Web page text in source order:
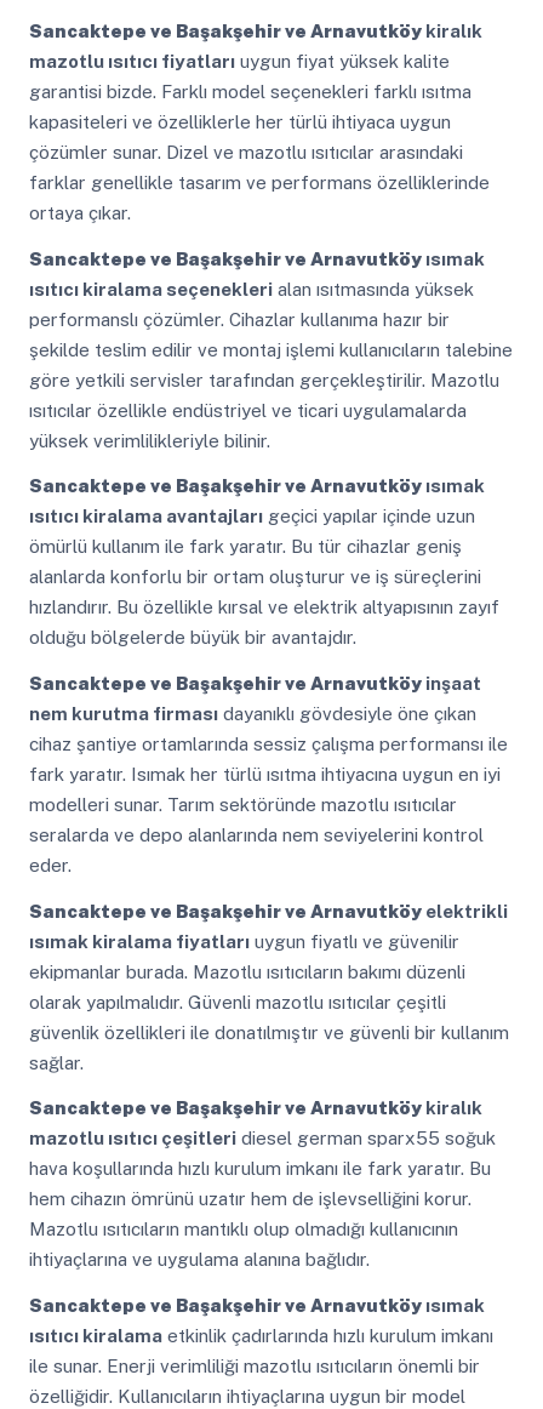
Sancaktepe ve Başakşehir ve Arnavutköykiralık
mazotlu ısıtıcı fiyatlarıuygun fiyat yüksek kalite
garantisi bizde. Farklı model seçenekleri farklı ısıtma
kapasiteleri ve özelliklerle her türlü ihtiyaca uygun
çözümler sunar. Dizel ve mazotlu ısıtıcılar arasındaki
farklar genellikle tasarım ve performans özelliklerinde
ortaya çıkar.
Sancaktepe ve Başakşehir ve Arnavutköyısımak
ısıtıcı kiralama seçeneklerialan ısıtmasında yüksek
performanslı çözümler. Cihazlar kullanıma hazır bir
şekilde teslim edilir ve montaj işlemi kullanıcıların talebine
göre yetkili servisler tarafından gerçekleştirilir. Mazotlu
ısıtıcılar özellikle endüstriyel ve ticari uygulamalarda
yüksek verimlilikleriyle bilinir.
Sancaktepe ve Başakşehir ve Arnavutköyısımak
ısıtıcı kiralama avantajlarıgeçici yapılar içinde uzun
ömürlü kullanım ile fark yaratır. Bu tür cihazlar geniş
alanlarda konforlu bir ortam oluşturur ve iş süreçlerini
hızlandırır. Bu özellikle kırsal ve elektrik altyapısının zayıf
olduğu bölgelerde büyük bir avantajdır.
Sancaktepe ve Başakşehir ve Arnavutköyinşaat
nem kurutma firmasıdayanıklı gövdesiyle öne çıkan
cihaz şantiye ortamlarında sessiz çalışma performansı ile
fark yaratır. Isımak her türlü ısıtma ihtiyacına uygun en iyi
modelleri sunar. Tarım sektöründe mazotlu ısıtıcılar
seralarda ve depo alanlarında nem seviyelerini kontrol
eder.
Sancaktepe ve Başakşehir ve Arnavutköyelektrikli
ısımak kiralama fiyatlarıuygun fiyatlı ve güvenilir
ekipmanlar burada. Mazotlu ısıtıcıların bakımı düzenli
olarak yapılmalıdır. Güvenli mazotlu ısıtıcılar çeşitli
güvenlik özellikleri ile donatılmıştır ve güvenli bir kullanım
sağlar.
Sancaktepe ve Başakşehir ve Arnavutköykiralık
mazotlu ısıtıcı çeşitleridiesel german sparx55 soğuk
hava koşullarında hızlı kurulum imkanı ile fark yaratır. Bu
hem cihazın ömrünü uzatır hem de işlevselliğini korur.
Mazotlu ısıtıcıların mantıklı olup olmadığı kullanıcının
ihtiyaçlarına ve uygulama alanına bağlıdır.
Sancaktepe ve Başakşehir ve Arnavutköyısımak
ısıtıcı kiralamaetkinlik çadırlarında hızlı kurulum imkanı
ile sunar. Enerji verimliliği mazotlu ısıtıcıların önemli bir
özelliğidir. Kullanıcıların ihtiyaçlarına uygun bir model